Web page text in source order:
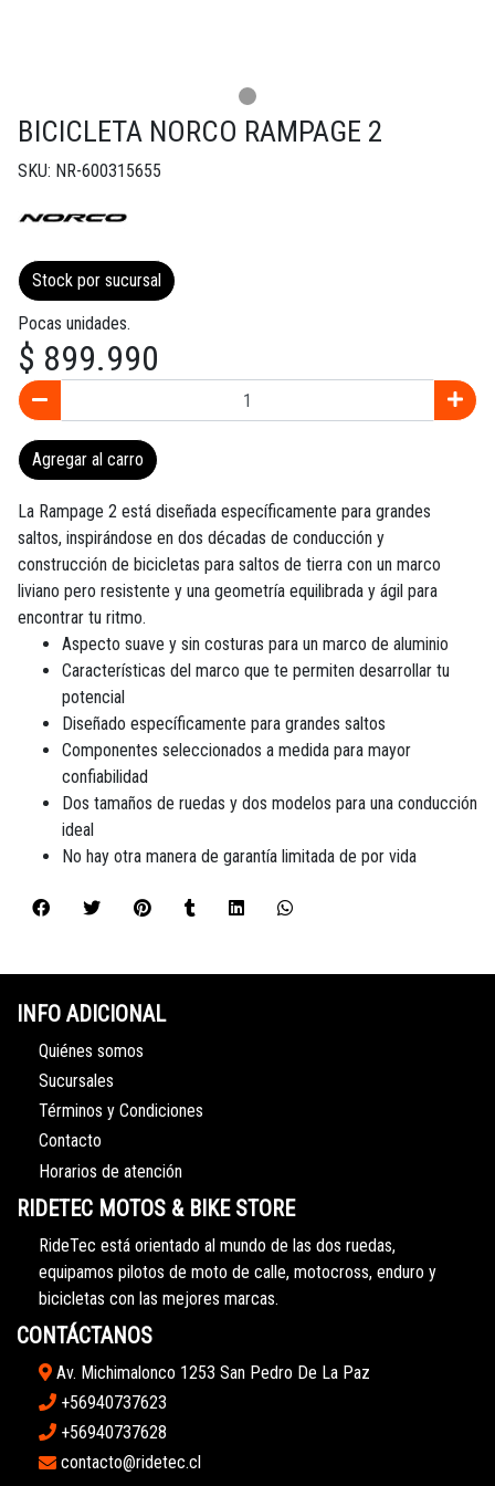
BICICLETA NORCO RAMPAGE 2
SKU: NR-600315655
Stock por sucursal
Pocas unidades.
$ 899.990
Agregar al carro
La Rampage 2 está diseñada específicamente para grandes
saltos, inspirándose en dos décadas de conducción y
construcción de bicicletas para saltos de tierra con un marco
liviano pero resistente y una geometría equilibrada y ágil para
encontrar tu ritmo.
Aspecto suave y sin costuras para un marco de aluminio
Características del marco que te permiten desarrollar tu
potencial
Diseñado específicamente para grandes saltos
Componentes seleccionados a medida para mayor
confiabilidad
Dos tamaños de ruedas y dos modelos para una conducción
ideal
No hay otra manera de garantía limitada de por vida
INFO ADICIONAL
Quiénes somos
Sucursales
Términos y Condiciones
Contacto
Horarios de atención
RIDETEC MOTOS & BIKE STORE
RideTec está orientado al mundo de las dos ruedas,
equipamos pilotos de moto de calle, motocross, enduro y
bicicletas con las mejores marcas.
CONTÁCTANOS
Av. Michimalonco 1253 San Pedro De La Paz
+56940737623
+56940737628
contacto@ridetec.cl